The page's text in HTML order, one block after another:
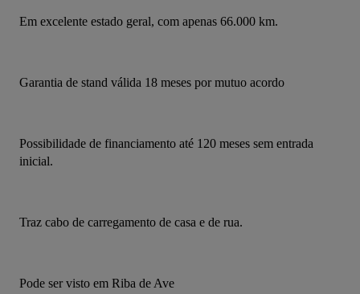
Em excelente estado geral, com apenas 66.000 km.
Garantia de stand válida 18 meses por mutuo acordo
Possibilidade de financiamento até 120 meses sem entrada
inicial.
Traz cabo de carregamento de casa e de rua.
Pode ser visto em Riba de Ave